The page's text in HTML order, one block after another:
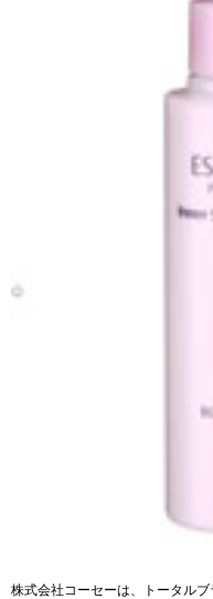
株式会社コーセーは、トータル